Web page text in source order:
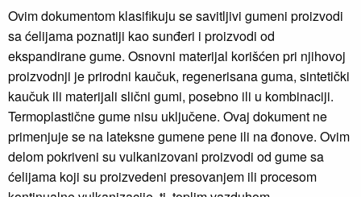
Ovim dokumentom klasifikuju se savitljivi gumeni proizvodi
sa ćelijama poznatiji kao sunđeri i proizvodi od
ekspandirane gume. Osnovni materijal korišćen pri njihovoj
proizvodnji je prirodni kaučuk, regenerisana guma, sintetički
kaučuk ili materijali slični gumi, posebno ili u kombinaciji.
Termoplastične gume nisu uključene. Ovaj dokument ne
primenjuje se na lateksne gumene pene ili na đonove. Ovim
delom pokriveni su vulkanizovani proizvodi od gume sa
ćelijama koji su proizvedeni presovanjem ili procesom